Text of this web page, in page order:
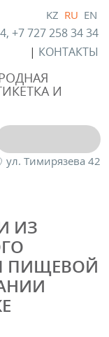
KZ RU EN
+7 727 258 34 34
| КОНТАКТЫ
И
ул. Тимирязева 42
ИЗ
ПИЩЕВОЙ